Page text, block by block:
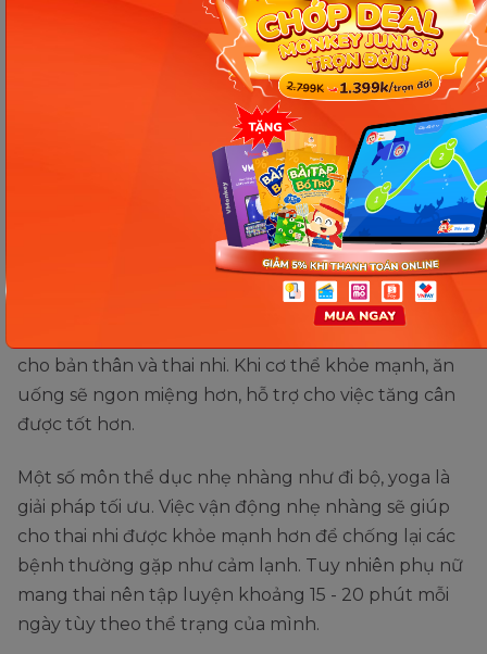
Chế độ dinh dưỡng rất quan trọng. (Ảnh: Sưu tầm Internet)
cho bản thân và thai nhi. Khi cơ thể khỏe mạnh, ăn
uống sẽ ngon miệng hơn, hỗ trợ cho việc tăng cân
được tốt hơn.
Một số môn thể dục nhẹ nhàng như đi bộ, yoga là
giải pháp tối ưu. Việc vận động nhẹ nhàng sẽ giúp
cho thai nhi được khỏe mạnh hơn để chống lại các
bệnh thường gặp như cảm lạnh. Tuy nhiên phụ nữ
mang thai nên tập luyện khoảng 15 - 20 phút mỗi
ngày tùy theo thể trạng của mình.